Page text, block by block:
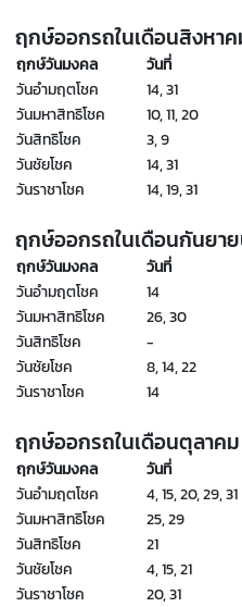
ฤกษ์ออกรถในเดือนสิงหา
ฤกษ์วันมงคล
วันที่
วันอำมฤตโชค
14, 31
วันมหาสิทธิโชค
10, 11, 20
วันสิทธิโชค
3, 9
วันชัยโชค
14, 31
วันราชาโชค
14, 19, 31
ฤกษ์ออกรถในเดือนกันยา
ฤกษ์วันมงคล
วันที่
วันอำมฤตโชค
14
วันมหาสิทธิโชค
26, 30
วันสิทธิโชค
-
วันชัยโชค
8, 14, 22
วันราชาโชค
14
ฤกษ์ออกรถในเดือนตุลาค
ฤกษ์วันมงคล
วันที่
วันอำมฤตโชค
4, 15, 20, 29, 31
วันมหาสิทธิโชค
25, 29
วันสิทธิโชค
21
วันชัยโชค
4, 15, 21
วันราชาโชค
20, 31